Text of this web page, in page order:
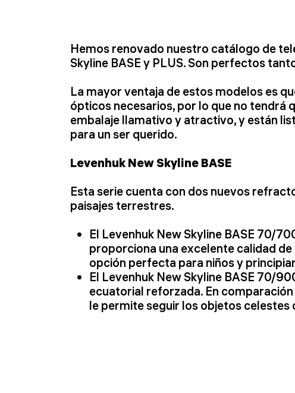
Hemos renovado nuestro catálogo de
Skyline BASE y PLUS. Son perfectos
La mayor ventaja de estos modelos es
ópticos necesarios, por lo que no tendrá
embalaje llamativo y atractivo, y están
para un ser querido.
Levenhuk New Skyline BASE
Esta serie cuenta con dos nuevos
paisajes terrestres.
El Levenhuk New Skyline BASE 70/
proporciona una excelente calidad
opción perfecta para niños y
El Levenhuk New Skyline BASE 70/
ecuatorial reforzada. En
le permite seguir los objetos celestes